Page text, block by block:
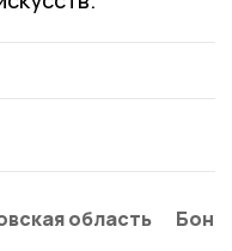
область